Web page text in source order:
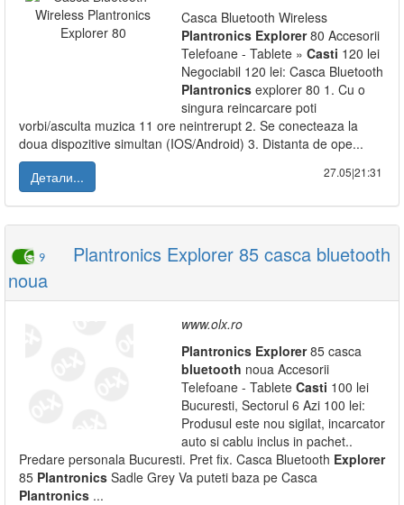
Casca Bluetooth Wireless
Plantronics Explorer80 Accesorii
Telefoane - Tablete » Casti 120 lei
Negociabil 120 lei: Casca Bluetooth
Plantronics explorer 80 1. Cu o
singura reincarcare poti
vorbi/asculta muzica 11 ore neintrerupt 2. Se conecteaza la
doua dispozitive simultan (IOS/Android) 3. Distanta de ope...
Детали...
27.05|21:31
9
Plantronics Explorer 85 casca bluetooth
noua
www.olx.ro
Plantronics Explorer85 casca
bluetooth noua Accesorii
Telefoane - Tablete Casti 100 lei
Bucuresti, Sectorul 6 Azi 100 lei:
Produsul este nou sigilat, incarcator
auto si cablu inclus in pachet..
Predare personala Bucuresti. Pret fix. Casca Bluetooth Explorer
85 Plantronics Sadle Grey Va puteti baza pe Casca
Plantronics ...